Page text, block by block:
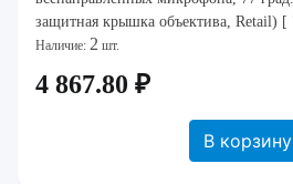
защитная крышка объектива, Retail) [
Наличие: 2 шт.
4 867.80 ₽
В корзину